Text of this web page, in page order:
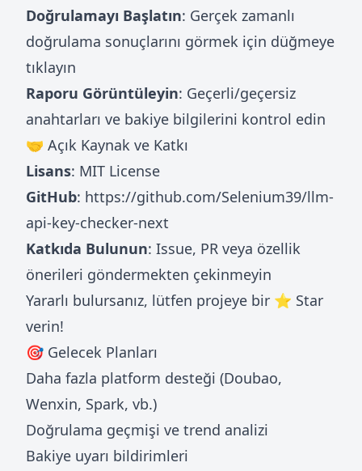
Doğrulamayı Başlatın: Gerçek zamanlı
doğrulama sonuçlarını görmek için düğmeye
tıklayın
Raporu Görüntüleyin: Geçerli/geçersiz
anahtarları ve bakiye bilgilerini kontrol edin
🤝 Açık Kaynak ve Katkı
Lisans: MIT License
GitHub: https://github.com/Selenium39/llm-
api-key-checker-next
Katkıda Bulunun: Issue, PR veya özellik
önerileri göndermekten çekinmeyin
Yararlı bulursanız, lütfen projeye bir ⭐ Star
verin!
🎯 Gelecek Planları
Daha fazla platform desteği (Doubao,
Wenxin, Spark, vb.)
Doğrulama geçmişi ve trend analizi
Bakiye uyarı bildirimleri